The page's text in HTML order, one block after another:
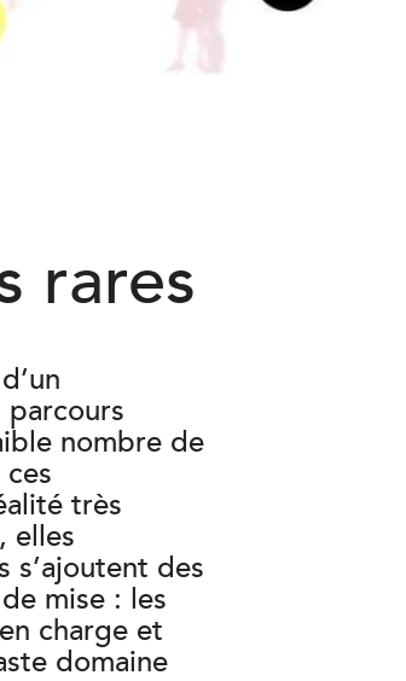
rares
parcours
nombre de
très
elles
s’ajoutent des
mise : les
charge et
domaine